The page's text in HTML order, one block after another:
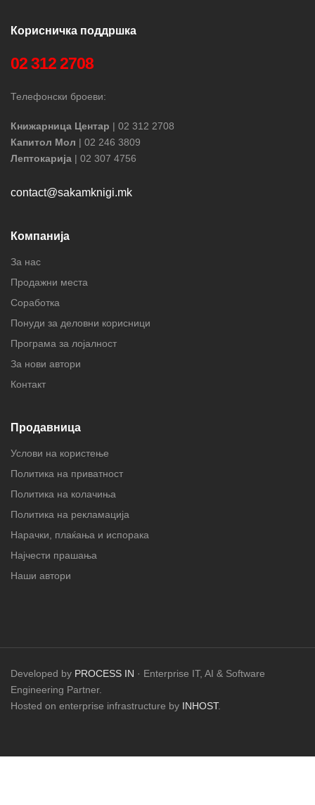
Корисничка поддршка
02 312 2708
Телефонски броеви:
Книжарница Центар | 02 312 2708
Капитол Мол | 02 246 3809
Лептокарија | 02 307 4756
contact@sakamknigi.mk
Компанија
За нас
Продажни места
Соработка
Понуди за деловни корисници
Програма за лојалност
За нови автори
Контакт
Продавница
Услови на користење
Политика на приватност
Политика на колачиња
Политика на рекламација
Нарачки, плаќања и испорака
Најчести прашања
Наши автори
Developed by PROCESS IN · Enterprise IT, AI & Software
Engineering Partner.
Hosted on enterprise infrastructure by INHOST.